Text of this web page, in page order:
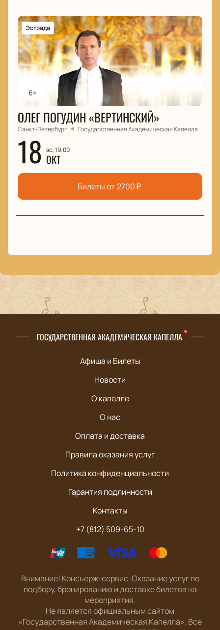
6+
Эстрада
ОЛЕГ ПОГУДИН «ВЕРТИНСКИЙ»
Санкт-Петербург Государственная Академическая Капелла
18 вс, 19:00
ОКТ
Билеты от 2700₽
ГОСУДАРСТВЕННАЯ АКАДЕМИЧЕСКАЯ КАПЕЛЛА
Афиша и Билеты
Новости
О капелле
О нас
Оплата и доставка
Правила оказания услуг
Политика конфиденциальности
Гарантия подлинности
Контакты
+7 (812) 509-65-10
Внимание! Консьерж-сервис. Оказание услуг по
подбору, бронированию и доставке билетов на
мероприятия.
Не является официальным сайтом
«Государственная Академическая Капелла». Все